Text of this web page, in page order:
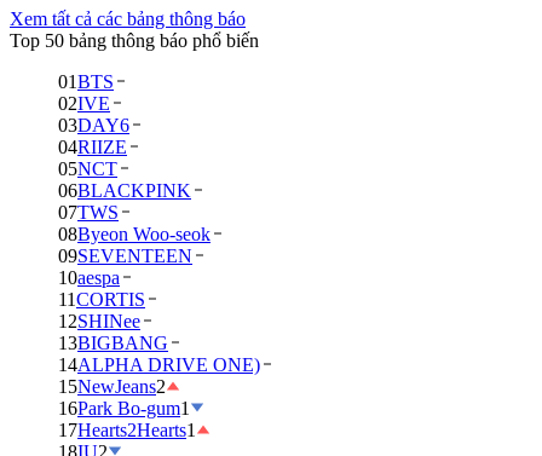
Xem tất cả các bảng thông báo
Top 50 bảng thông báo phổ biến
01BTS
02IVE
03DAY6
04RIIZE
05NCT
06BLACKPINK
07TWS
08Byeon Woo-seok
09SEVENTEEN
10aespa
11CORTIS
12SHINee
13BIGBANG
14ALPHA DRIVE ONE)
15NewJeans2
16Park Bo-gum1
17Hearts2Hearts1
18IU2